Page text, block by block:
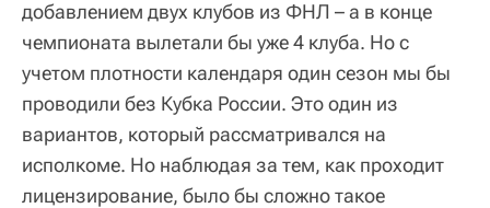
добавлением двух клубов из ФНЛ – а в конце
чемпионата вылетали бы уже 4 клуба. Но с
учетом плотности календаря один сезон мы бы
проводили без Кубка России. Это один из
вариантов, который рассматривался на
исполкоме. Но наблюдая за тем, как проходит
лицензирование, было бы сложно такое